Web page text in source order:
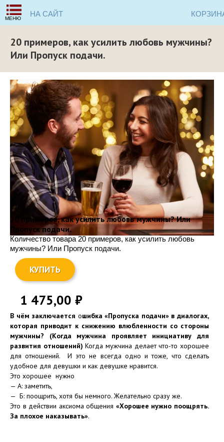
МЕНЮ
НА САЙТ
20 примеров, как усилить любовь мужчины?
Или Пропуск подачи.
20 примеров, как усилить любовь мужчины? Или
Пропуск подачи.
Количество товара 20 примеров, как усилить любовь
мужчины? Или Пропуск подачи.
КУПИТЬ
1 475,00 ₽
В чём заключается ошибка «Пропуска подачи» в диалогах,
которая приводит к снижению влюбленности со стороны
мужчины? (Когда мужчина проявляет инициативу для
развития отношений)Когда мужчина делает что-то хорошее
для отношений. И это не всегда одно и тоже, что сделать
удобное для девушки и как девушке нравится.
Это хорошее нужно
— А: заметить,
— Б: поощрить, хотя бы немного. Желательно сразу же.
Это в действии аксиома общения «Хорошее нужно поощрять.
За плохое наказывать».